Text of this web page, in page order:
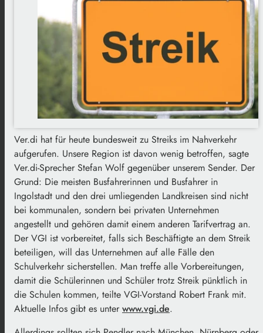
Ver.di hat für heute bundesweit zu Streiks im Nahverkehr
aufgerufen. Unsere Region ist davon wenig betroffen, sagte
Ver.di-Sprecher Stefan Wolf gegenüber unserem Sender. Der
Grund: Die meisten Busfahrerinnen und Busfahrer in
Ingolstadt und den drei umliegenden Landkreisen sind nicht
bei kommunalen, sondern bei privaten Unternehmen
angestellt und gehören damit einem anderen Tarifvertrag an.
Der VGI ist vorbereitet, falls sich Beschäftigte an dem Streik
beteiligen, will das Unternehmen auf alle Fälle den
Schulverkehr sicherstellen. Man treffe alle Vorbereitungen,
damit die Schülerinnen und Schüler trotz Streik pünktlich in
die Schulen kommen, teilte VGI-Vorstand Robert Frank mit.
Aktuelle Infos gibt es unter www.vgi.de.